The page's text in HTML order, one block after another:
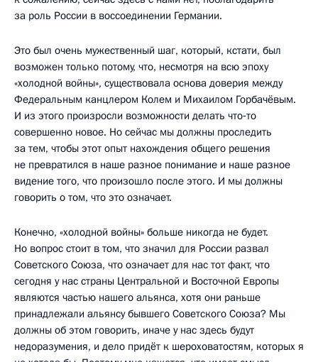
за роль России в воссоединении Германии.
Это был очень мужественный шаг, который, кстати, был
возможен только потому, что, несмотря на всю эпоху
«холодной войны», существовала основа доверия между
Федеральным канцлером Колем и Михаилом Горбачёвым.
И из этого произросли возможности делать что‑то
совершенно новое. Но сейчас мы должны проследить
за тем, чтобы этот опыт нахождения общего решения
не превратился в наше разное понимание и наше разное
видение того, что произошло после этого. И мы должны
говорить о том, что это означает.
Конечно, «холодной войны» больше никогда не будет.
Но вопрос стоит в том, что значил для России развал
Советского Союза, что означает для нас тот факт, что
сегодня у нас страны Центральной и Восточной Европы
являются частью нашего альянса, хотя они раньше
принадлежали альянсу бывшего Советского Союза? Мы
должны об этом говорить, иначе у нас здесь будут
недоразумения, и дело придёт к шероховатостям, которых я